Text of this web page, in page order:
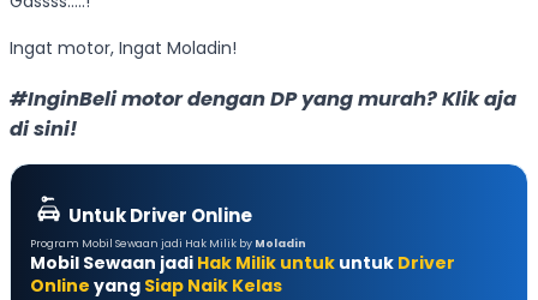
Ingat motor, Ingat Moladin!
#InginBeli motor dengan DP yang murah? Klik aja
di sini!
Untuk Driver Online
Program Mobil Sewaan jadi Hak Milik by Moladin
Mobil Sewaan jadi Hak Milik untuk untuk Driver
Online yang Siap Naik Kelas